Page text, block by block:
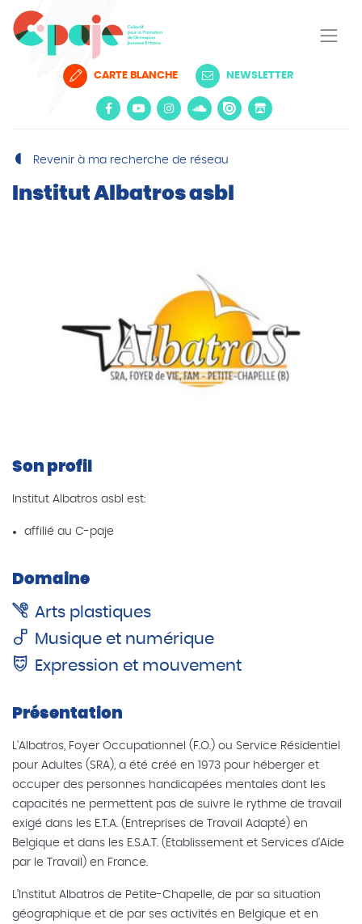
CARTE BLANCHE NEWSLETTER
Revenir à ma recherche de réseau
Institut Albatros asbl
Son profil
Institut Albatros asbl est:
affilié au C-paje
Domaine
Arts plastiques
Musique et numérique
Expression et mouvement
Présentation
L'Albatros, Foyer Occupationnel (F.O.) ou Service Résidentiel
pour Adultes (SRA), a été créé en 1973 pour héberger et
occuper des personnes handicapées mentales dont les
capacités ne permettent pas de suivre le rythme de travail
exigé dans les E.T.A. (Entreprises de Travail Adapté) en
Belgique et dans les E.S.A.T. (Etablissement et Services d'Aide
par le Travail) en France.
L’Institut Albatros de Petite-Chapelle, de par sa situation
géographique et de par ses activités en Belgique et en